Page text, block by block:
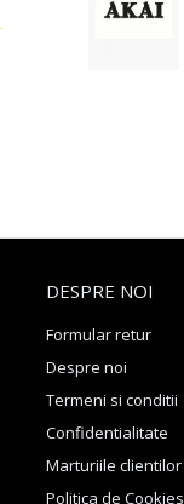
DESPRE NOI
Formular retur
Despre noi
Termeni si conditii
Confidentialitate
Marturiile clientilor
Politica de Cookies